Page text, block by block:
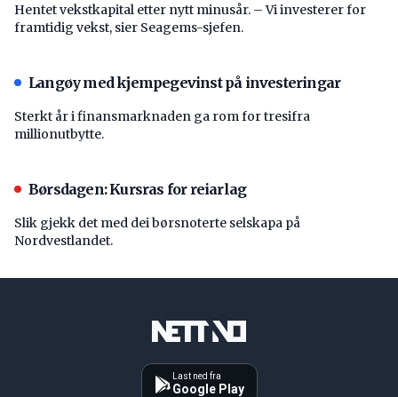
Hentet vekstkapital etter nytt minusår. – Vi investerer for
framtidig vekst, sier Seagems-sjefen.
Langøy med kjempegevinst på investeringar
Sterkt år i finansmarknaden ga rom for tresifra
millionutbytte.
Børsdagen: Kursras for reiarlag
Slik gjekk det med dei børsnoterte selskapa på
Nordvestlandet.
Last ned fra
Google Play